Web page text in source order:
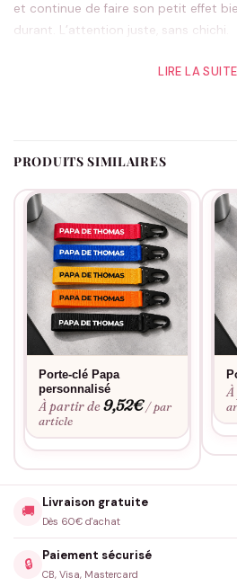
et continue de faire son petit effet
durant. L’attention juste, sans chichi.
le noir ou le bleu font très bien
sont par ici.
LIRE LA SUITE
PRODUITS SIMILAIRES
Porte-clé Papa
personnalisé
À partir de9,52€ / par
article
🚚
Livraison gratuite
Dès 60€ d'achat
🔒
Paiement sécurisé
CB, Visa, Mastercard